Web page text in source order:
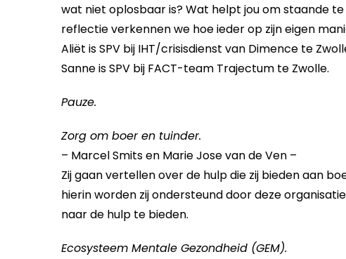
wat niet oplosbaar is? Wat helpt jou om staande
reflectie verkennen we hoe ieder op zijn eigen
Aliët is SPV bij IHT/crisisdienst van Dimence te
Sanne is SPV bij FACT-team Trajectum te Zwolle.
Pauze.
Zorg om boer en tuinder.
– Marcel Smits en Marie Jose van de Ven –
Zij gaan vertellen over de hulp die zij bieden aan
hierin worden zij ondersteund door deze
naar de hulp te bieden.
Ecosysteem Mentale Gezondheid (GEM).